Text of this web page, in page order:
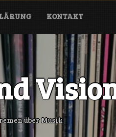
KONTAKT
über Musik